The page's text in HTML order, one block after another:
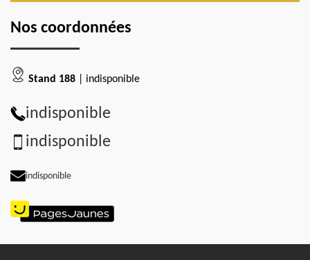
Nos coordonnées
Stand 188 | indisponible
indisponible
indisponible
indisponible